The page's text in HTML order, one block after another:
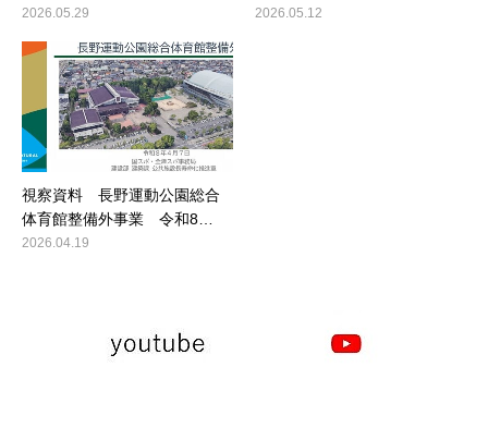
2026.05.29 2026.05.12
視察資料 長野運動公園総合
体育館整備外事業 令和8…
2026.04.19